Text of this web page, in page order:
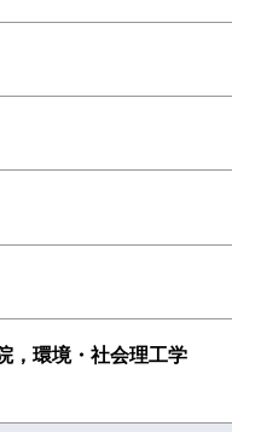
目
目
系
目
目
，環境・社会理工学